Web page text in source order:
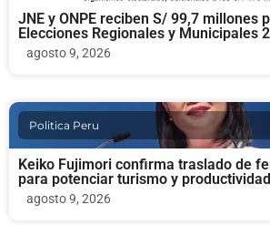
JNE y ONPE reciben S/ 99,7 millones
Elecciones Regionales y Municipales
agosto 9, 2026
Politica Peru
Keiko Fujimori confirma traslado de
para potenciar turismo y productividad
agosto 9, 2026